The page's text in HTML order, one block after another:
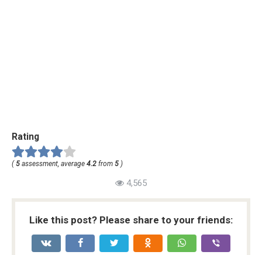
Rating
( 5 assessment, average 4.2 from 5 )
4,565
Like this post? Please share to your friends: